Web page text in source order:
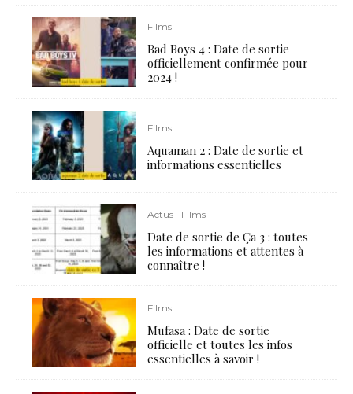
Films
Bad Boys 4 : Date de sortie
officiellement confirmée pour
2024 !
Films
Aquaman 2 : Date de sortie et
informations essentielles
Actus Films
Date de sortie de Ça 3 : toutes
les informations et attentes à
connaître !
Films
Mufasa : Date de sortie
officielle et toutes les infos
essentielles à savoir !